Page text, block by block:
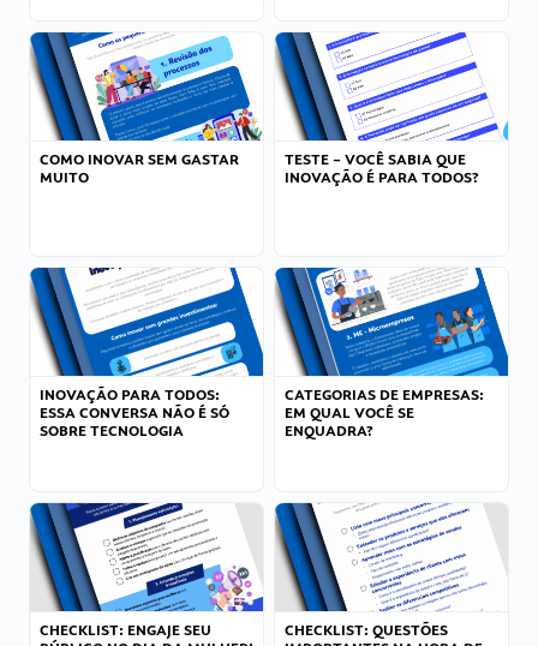
COMO INOVAR SEM GASTAR
MUITO
TESTE – VOCÊ SABIA QUE
INOVAÇÃO É PARA TODOS?
INOVAÇÃO PARA TODOS:
ESSA CONVERSA NÃO É SÓ
SOBRE TECNOLOGIA
CATEGORIAS DE EMPRESAS:
EM QUAL VOCÊ SE
ENQUADRA?
CHECKLIST: ENGAJE SEU
CHECKLIST: QUESTÕES